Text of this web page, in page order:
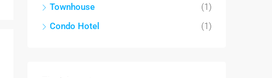
Townhouse
(1)
Condo Hotel
(1)